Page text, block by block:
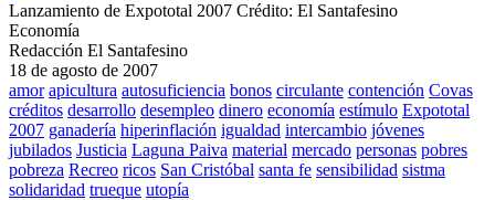
Lanzamiento de Expototal 2007 Crédito: El Santafesino
Economía
Redacción El Santafesino
18 de agosto de 2007
amor apicultura autosuficiencia bonos circulante contención Covas
créditos desarrollo desempleo dinero economía estímulo Expototal
2007 ganadería hiperinflación igualdad intercambio jóvenes
jubilados Justicia Laguna Paiva material mercado personas pobres
pobreza Recreo ricos San Cristóbal santa fe sensibilidad sistma
solidaridad trueque utopía